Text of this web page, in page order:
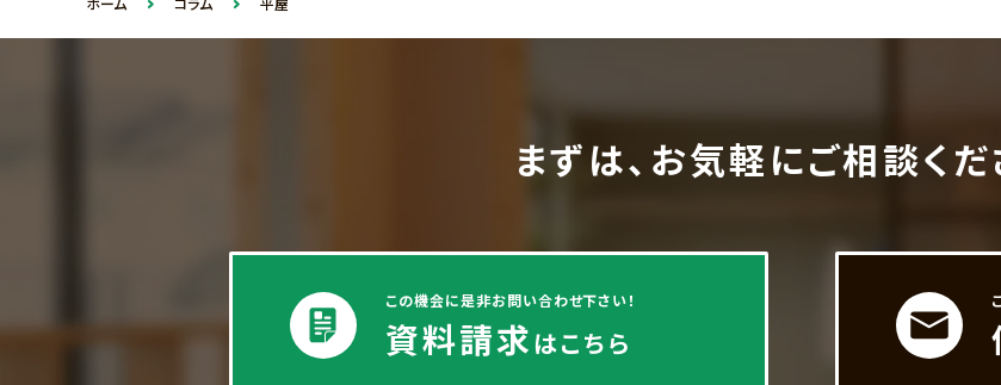
まずは、お気軽にご相談くだ
この機会に是非お問い合わせ下さい！
資料請求はこちら